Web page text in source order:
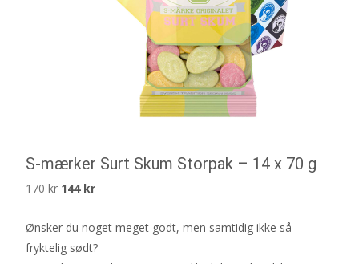
S-mærker Surt Skum Storpak – 14 x 70 g
170kr Det
priset
var:
144 krDet
priset
är:
Ønsker du noget meget godt, men samtidig ikke så
fryktelig sødt?